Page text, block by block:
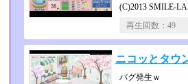
(C)2013 SMILE-
再生回数：
ニコッとタウ
バグ発生ｗ